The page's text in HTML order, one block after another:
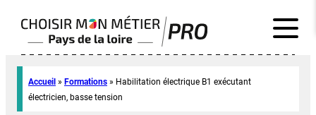
Accueil » Formations » Habilitation électrique B1 exécutant
électricien, basse tension